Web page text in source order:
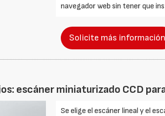
navegador web sin tener que
Solicite más información
escáner miniaturizado CCD
Se elige el escáner lineal y el